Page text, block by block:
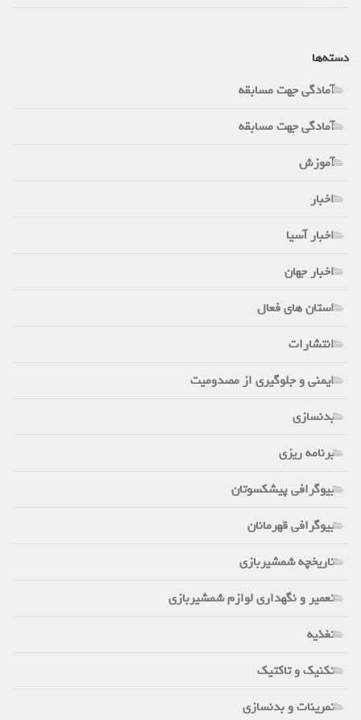
دسته‌ها
آمادگی جهت مسابقه
آمادگی جهت مسابقه
آموزش
اخبار
اخبار آسیا
اخبار جهان
استان های فعال
انتشارات
ایمنی و جلوگیری از مصدومیت
بدنسازی
برنامه ریزی
بیوگرافی پیشکسوتان
بیوگرافی قهرمانان
تاریخچه شمشیربازی
تعمیر و نگهداری لوازم شمشیربازی
تغذیه
تکنیک و تاکتیک
تمرینات و بدنسازی